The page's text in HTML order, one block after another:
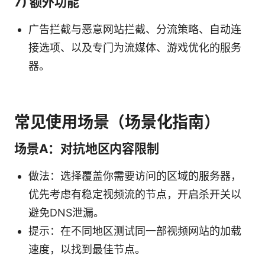
广告拦截与恶意网站拦截、分流策略、自动连
接选项、以及专门为流媒体、游戏优化的服务
器。
常见使用场景（场景化指南）
场景A：对抗地区内容限制
做法：选择覆盖你需要访问的区域的服务器，
优先考虑有稳定视频流的节点，开启杀开关以
避免DNS泄漏。
提示：在不同地区测试同一部视频网站的加载
速度，以找到最佳节点。